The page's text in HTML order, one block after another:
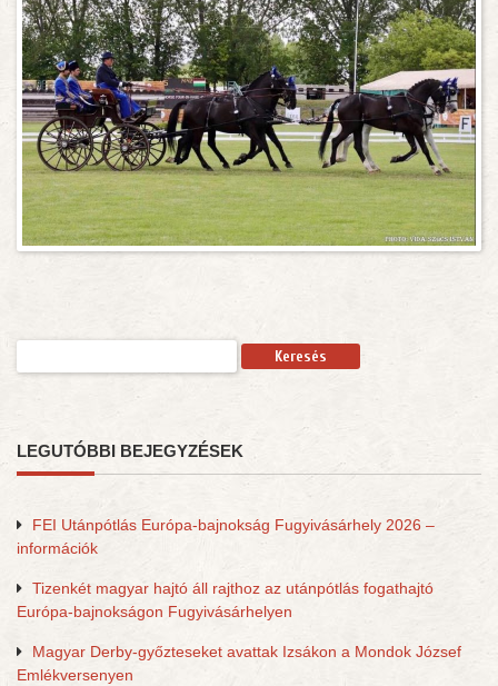
LEGUTÓBBI BEJEGYZÉSEK
FEI Utánpótlás Európa-bajnokság Fugyivásárhely 2026 –
információk
Tizenkét magyar hajtó áll rajthoz az utánpótlás fogathajtó
Európa-bajnokságon Fugyivásárhelyen
Magyar Derby-győzteseket avattak Izsákon a Mondok József
Emlékversenyen